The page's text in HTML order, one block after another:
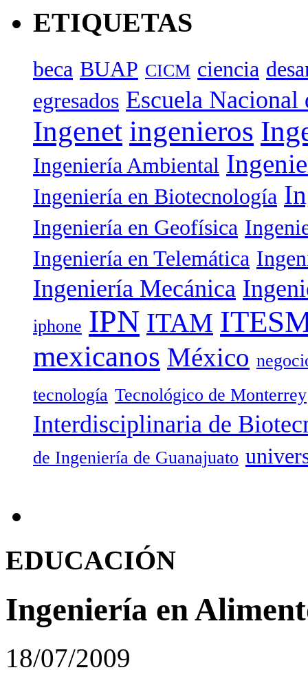
ETIQUETAS
beca BUAP CICM ciencia
egresados Escuela
Ingenet ingenieros
Ingeniería Ambiental
Ingeniería en Biotecnología
Ingeniería en Geofísica
Ingeniería en Telemática
Ingeniería Mecánica
iphone IPN ITAM
mexicanos México
tecnología Tecnológico de Monterrey
Interdisciplinaria de
de Ingeniería de Guanajuato
EDUCACIÓN
Ingeniería en
18/07/2009